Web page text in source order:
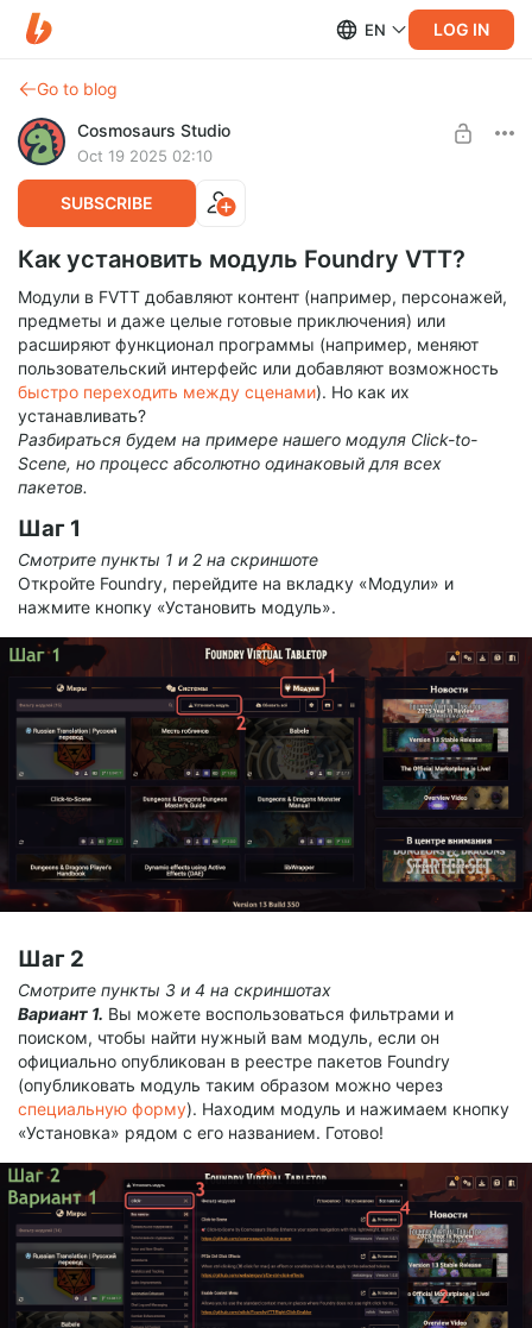
EN LOG IN
Go to blog
Cosmosaurs Studio
Oct 19 2025 02:10
SUBSCRIBE
Как установить модуль Foundry VTT?
Модули в FVTT добавляют контент (например, персонажей,
предметы и даже целые готовые приключения) или
расширяют функционал программы (например, меняют
пользовательский интерфейс или добавляют возможность
быстро переходить между сценами). Но как их
устанавливать?
Разбираться будем на примере нашего модуля Click-to-
Scene, но процесс абсолютно одинаковый для всех
пакетов.
Шаг 1
Смотрите пункты 1 и 2 на скриншоте
Откройте Foundry, перейдите на вкладку «Модули» и
нажмите кнопку «Установить модуль».
Шаг 2
Смотрите пункты 3 и 4 на скриншотах
Вариант 1. Вы можете воспользоваться фильтрами и
поиском, чтобы найти нужный вам модуль, если он
официально опубликован в реестре пакетов Foundry
(опубликовать модуль таким образом можно через
специальную форму). Находим модуль и нажимаем кнопку
«Установка» рядом с его названием. Готово!